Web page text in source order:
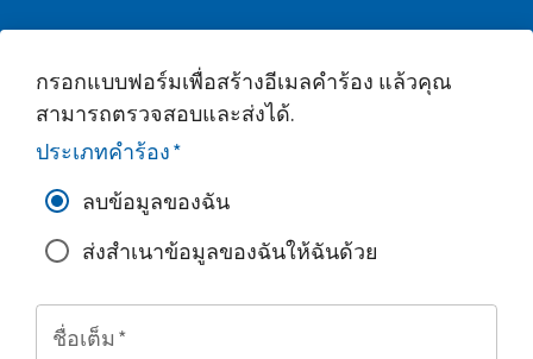
กรอกแบบฟอร์มเพื่อสร้างอีเมลคำร้อง แล้วคุณ
สามารถตรวจสอบและส่งได้.
ประเภทคำร้อง*
ลบข้อมูลของฉัน
ส่งสำเนาข้อมูลของฉันให้ฉันด้วย
ชื่อเต็ม *